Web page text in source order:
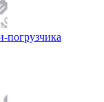
погрузчика